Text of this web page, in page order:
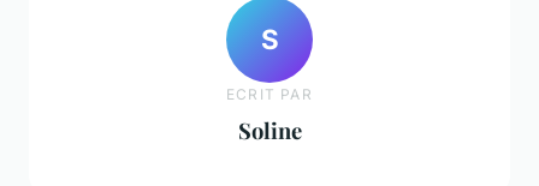
S
ECRIT PAR
Soline